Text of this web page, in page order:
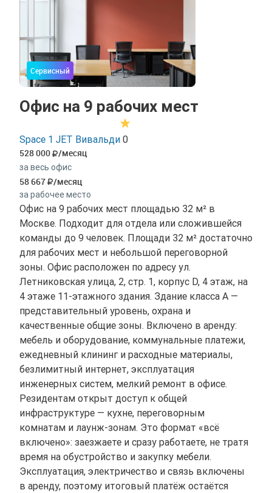
Сервисный
Офис на 9 рабочих мест
Space 1 JET Вивальди 0
528 000 /месяц
за весь офис
58 667 /месяц
за рабочее место
Офис на 9 рабочих мест площадью 32 м² в
Москве. Подходит для отдела или сложившейся
команды до 9 человек. Площади 32 м² достаточно
для рабочих мест и небольшой переговорной
зоны. Офис расположен по адресу ул.
Летниковская улица, 2, стр. 1, корпус D, 4 этаж, на
4 этаже 11-этажного здания. Здание класса A —
представительный уровень, охрана и
качественные общие зоны. Включено в аренду:
мебель и оборудование, коммунальные платежи,
ежедневный клининг и расходные материалы,
безлимитный интернет, эксплуатация
инженерных систем, мелкий ремонт в офисе.
Резидентам открыт доступ к общей
инфраструктуре — кухне, переговорным
комнатам и лаунж-зонам. Это формат «всё
включено»: заезжаете и сразу работаете, не тратя
время на обустройство и закупку мебели.
Эксплуатация, электричество и связь включены
в аренду, поэтому итоговый платёж остаётся